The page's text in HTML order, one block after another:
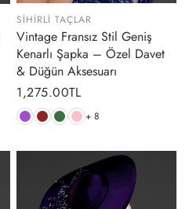
SIHIRLI TAÇLAR
Vintage Fransız Stil Geniş
Kenarlı Şapka – Özel Davet
& Düğün Aksesuarı
Normal
fiyat
1,275.00TL
+ 8